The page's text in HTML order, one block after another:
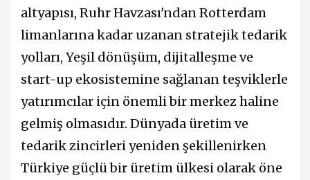
altyapısı, Ruhr Havzası'ndan Rotterdam
limanlarına kadar uzanan stratejik tedarik
yolları, Yeşil dönüşüm, dijitalleşme ve
start-up ekosistemine sağlanan teşviklerle
yatırımcılar için önemli bir merkez haline
gelmiş olmasıdır. Dünyada üretim ve
tedarik zincirleri yeniden şekillenirken
Türkiye güçlü bir üretim ülkesi olarak öne